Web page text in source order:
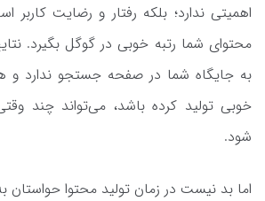
اهمیتی ندارد؛ بلکه رفتار و رضایت
محتوای شما رتبه خوبی در گوگل بگیرد.
به جایگاه شما در صفحه جستجو ندارد و
خوبی تولید کرده باشد، می‌تواند چند
شود.
اما بد نیست در زمان تولید محتوا حواستان